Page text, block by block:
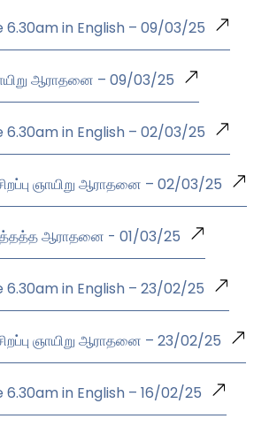
6.30am in English – 09/03/25
ஆராதனை – 09/03/25
6.30am in English – 02/03/25
ஞாயிறு ஆராதனை – 02/03/25
ஆராதனை - 01/03/25
6.30am in English – 23/02/25
ஞாயிறு ஆராதனை – 23/02/25
6.30am in English – 16/02/25